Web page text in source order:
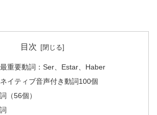
目次
重要動詞：Ser、Estar、Haber
イティブ音声付き動詞100個
（56個）